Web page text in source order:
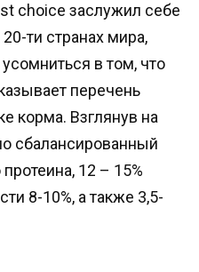
choice заслужил себе
ти странах мира,
в том, что
перечень
корма. Взглянув на
сбалансированный
12 – 15%
8-10%, а также 3,5-